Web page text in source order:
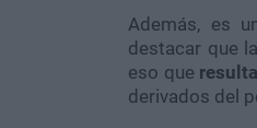
Además, es
destacar que
eso que
derivados del